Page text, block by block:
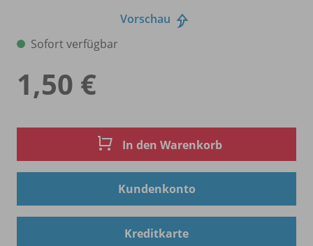
Vorschau
Sofort verfügbar
1,50 €
In den Warenkorb
Kundenkonto
Kreditkarte